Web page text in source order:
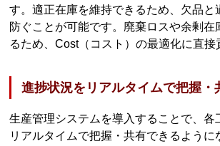
す。適正在庫を維持できるため、欠品と
防ぐことが可能です。廃棄ロスや余剰在
るため、Cost（コスト）の最適化に直接
進捗状況をリアルタイムで把握・
生産管理システムを導入することで、各
リアルタイムで把握・共有できるように